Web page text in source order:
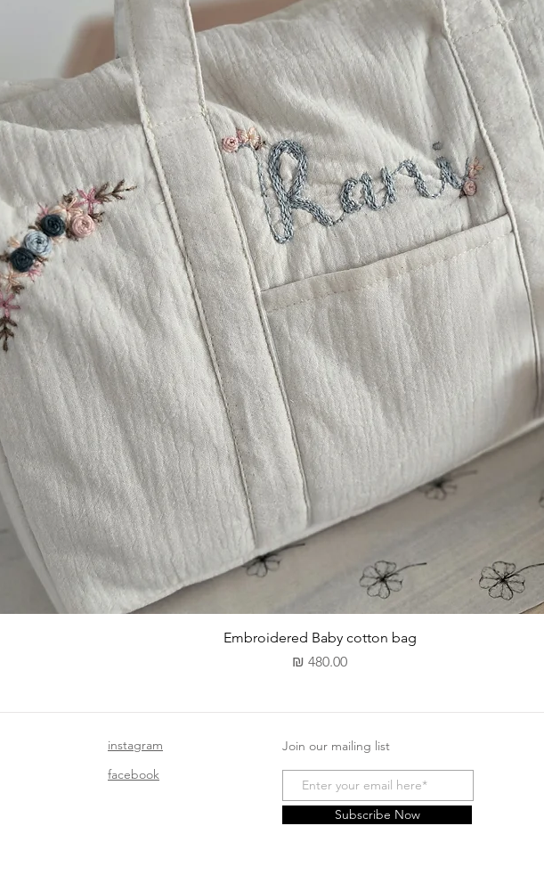
תצוגה מהירה
Embroidered Baby cotton bag
מחיר
facebook
Join our mailing list
Subscribe Now
instagram